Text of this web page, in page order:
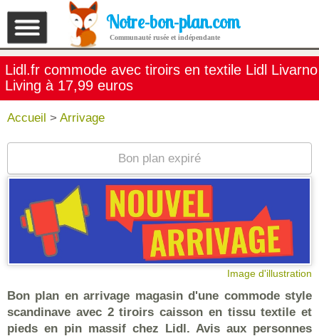
Notre-bon-plan.com
Communauté rusée et indépendante
Lidl.fr commode avec tiroirs en textile Lidl Livarno
Living à 17,99 euros
Accueil > Arrivage
Bon plan expiré
Image d'illustration
Bon plan en arrivage magasin d'une commode style
scandinave avec 2 tiroirs caisson en tissu textile et
pieds en pin massif chez Lidl. Avis aux personnes